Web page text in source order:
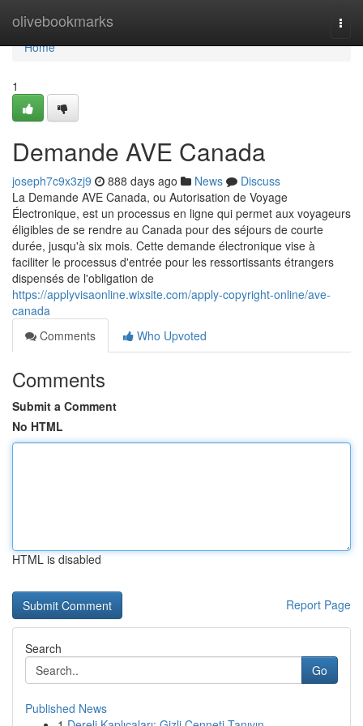
olivebookmarks
Home
Home
1
Demande AVE Canada
joseph7c9x3zj9 888 days ago News
Discuss
La Demande AVE Canada, ou Autorisation de Voyage
Électronique, est un processus en ligne qui permet aux voyageurs
éligibles de se rendre au Canada pour des séjours de courte
durée, jusqu'à six mois. Cette demande électronique vise à
faciliter le processus d'entrée pour les ressortissants étrangers
dispensés de l'obligation de
https://applyvisaonline.wixsite.com/apply-copyright-online/ave-
canada
Comments
Who Upvoted
Comments
Submit a Comment
No HTML
HTML is disabled
Report Page
Search
Go
Published News